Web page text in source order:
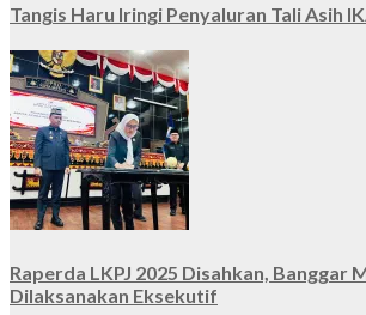
Tangis Haru Iringi Penyaluran Tali Asih
Raperda LKPJ 2025 Disahkan, Banggar
Dilaksanakan Eksekutif